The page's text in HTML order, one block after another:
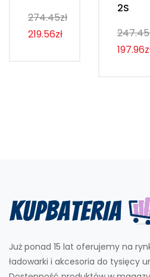
274.45zł
219.56zł
2S
Już ponad 15 lat oferujemy na
ładowarki i akcesoria do tysięcy